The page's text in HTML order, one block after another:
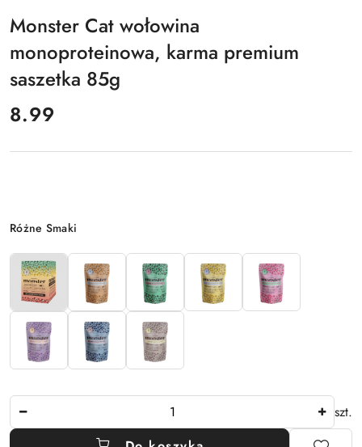
Monster Cat wołowina
monoproteinowa, karma premium
saszetka 85g
cena:
8.99
Wariant
Różne Smaki
szt.